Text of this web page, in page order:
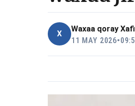
X
Waxaa qoray
11 MAY 2026•